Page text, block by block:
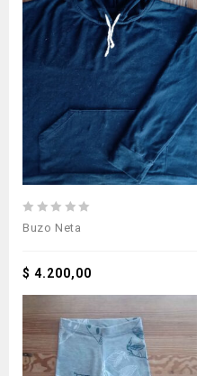
0
5
Buzo Neta
$ 4.200,00